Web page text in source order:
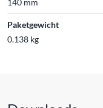
Paketgewicht
0.138 kg